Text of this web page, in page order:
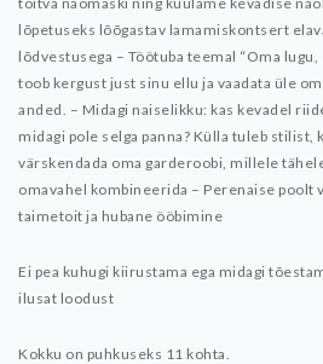
lõpetuseks lõõgastav lamamiskontsert
lõdvestusega – Töötuba teemal “Oma
toob kergust just sinu ellu ja vaadata üle
anded. – Midagi naiselikku: kas kevadel
midagi pole selga panna? Külla tuleb stilist,
värskendada oma garderoobi, millele
omavahel kombineerida – Perenaise poolt
taimetoit ja hubane ööbimine
Ei pea kuhugi kiirustama ega midagi
ilusat loodust
Kokku on puhkuseks 11 kohta.